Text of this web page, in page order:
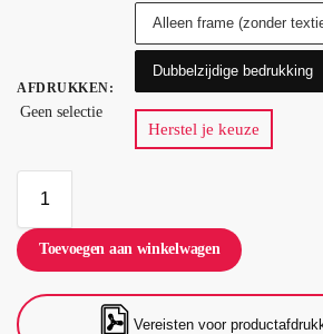
Alleen frame (zonder
AFDRUKKEN:
Geen selectie
Dubbelzijdige bedrukking
Herstel je keuze
Toevoegen aan winkelwagen
Vereisten voor